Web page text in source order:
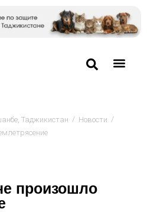
Таджикистан / Новости /
произошло